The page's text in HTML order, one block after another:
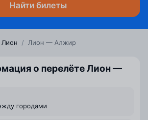
Найти билеты
Лион / Лион — Алжир
о перелёте Лион —
городами